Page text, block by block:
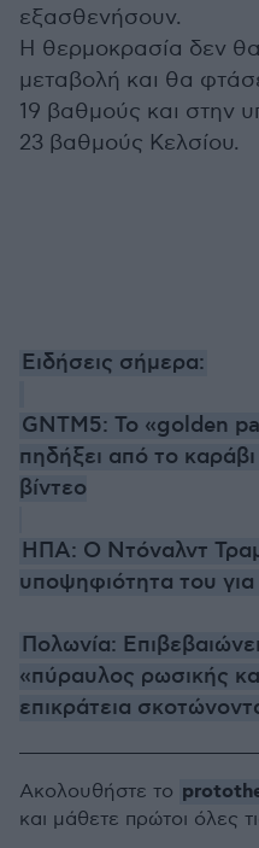
εξασθενήσουν.
Η θερμοκρασία δεν
μεταβολή και θα
19 βαθμούς και στην
23 βαθμούς Κελσίου.
Ειδήσεις σήμερα:
GNTM5: Το «golden
πηδήξει από το καράβι
βίντεο
ΗΠΑ: Ο Ντόναλντ
υποψηφιότητα του
Πολωνία:
«πύραυλος ρωσικής
επικράτεια
Ακολουθήστε το
και μάθετε πρώτοι όλες